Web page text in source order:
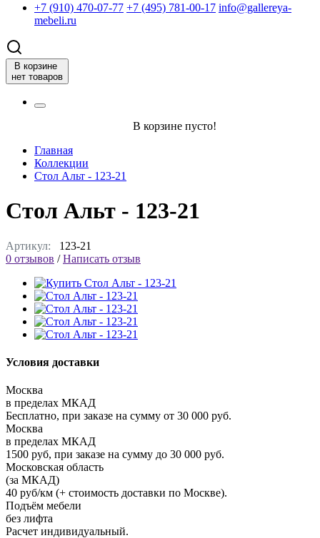
+7 (910) 470-07-77 +7 (495) 781-00-17 info@gallereya-
mebeli.ru
В корзине
нет товаров
В корзине пусто!
Главная
Коллекции
Стол Альт - 123-21
Стол Альт - 123-21
Артикул: 123-21
0 отзывов /Написать отзыв
Условия доставки
Москва
в пределах МКАД
Бесплатно, при заказе на сумму от 30 000 руб.
Москва
в пределах МКАД
1500 руб, при заказе на сумму до 30 000 руб.
Московская область
(за МКАД)
40 руб/км (+ стоимость доставки по Москве).
Подъём мебели
без лифта
Расчет индивидуальный.